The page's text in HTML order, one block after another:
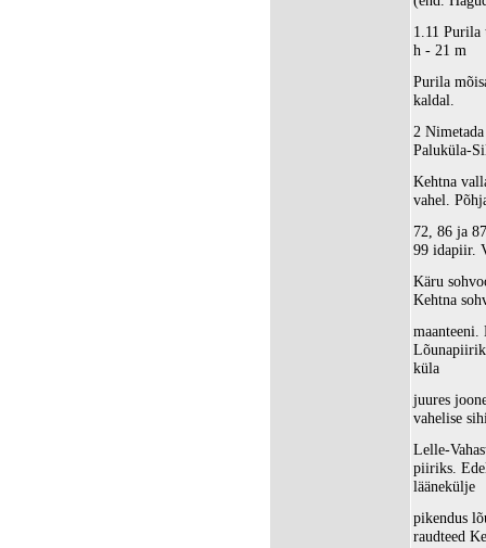
1.11
h - 21 m
Purila
kaldal.
2
Paluküla-
Kehtna
vahel.
72, 86 ja
99 idapiir.
Käru
Kehtna
maanteeni.
küla
juures
vahelise
Lelle-
piiriks.
läänekülje
pikendus
raudteed